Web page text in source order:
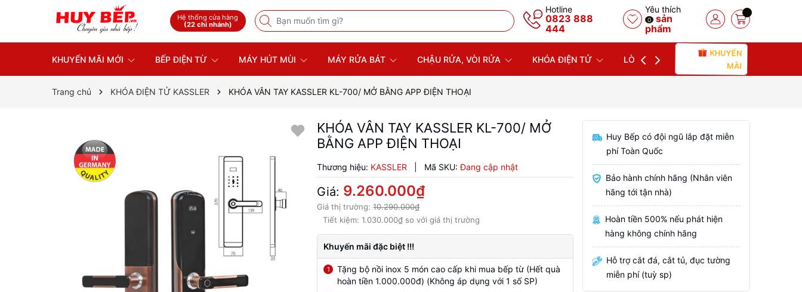
Hệ thống cửa hàng
(22 chi nhánh)
Hotline
0823 888
444
Yêu thích
0
sản
phẩm
KHUYẾN MÃI MỚI BẾP ĐIỆN TỪ MÁY HÚT MÙI MÁY RỬA BÁT CHẬU RỬA, VÒI RỬA KHÓA ĐIỆN TỬ LÒ NƯỚNG LÒ VI SÓNG
KHUYẾN
MÃI
Trang chủ KHÓA ĐIỆN TỬ KASSLER KHÓA VÂN TAY KASSLER KL-700/ MỞ BẰNG APP ĐIỆN THOẠI
KHÓA VÂN TAY KASSLER KL-700/ MỞ
BẰNG APP ĐIỆN THOẠI
Thương hiệu: KASSLER Mã SKU: Đang cập nhật
Giá: 9.260.000₫
Giá thị trường:10.290.000₫
Tiết kiệm:1.030.000₫ so với giá thị trường
Khuyến mãi đặc biệt !!!
1
Tặng bộ nồi inox 5 món cao cấp khi mua bếp từ (Hết quà
hoàn tiền 1.000.000đ) (Không áp dụng với 1 số SP)
Huy Bếp có đội ngũ lắp đặt miễn
phí Toàn Quốc
Bảo hành chính hãng (Nhân viên
hãng tới tận nhà)
Hoàn tiền 500% nếu phát hiện
hàng không chính hãng
Hỗ trợ cắt đá, cắt tủ, đục tường
miễn phí (tuỳ sp)